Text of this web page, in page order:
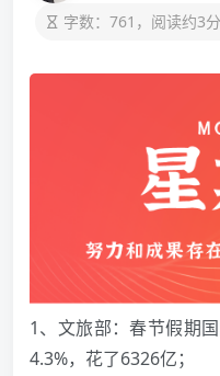
字数：761，阅读约3
1、文旅部：春节假期
4.3%，花了6326亿；